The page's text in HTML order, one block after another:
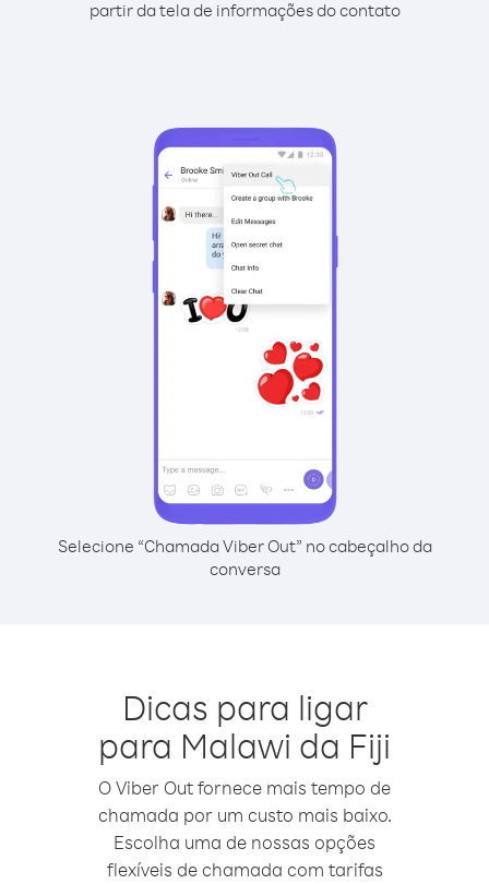
partir da tela de informações do contato
Selecione “Chamada Viber Out” no cabeçalho da
conversa
Dicas para ligar
para Malawi da Fiji
O Viber Out fornece mais tempo de
chamada por um custo mais baixo.
Escolha uma de nossas opções
flexíveis de chamada com tarifas